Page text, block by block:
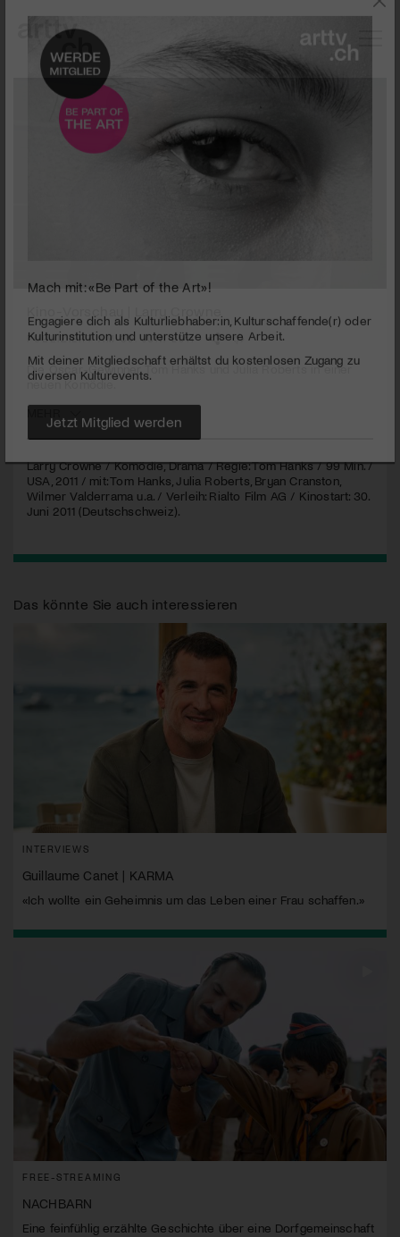
29
seconds
PUBLIZIERT AM 30. JUNI 2011
Die Oscar-Gewinner Tom Hanks und Julia Roberts in einer
neuen Komödie.
Larry Crowne / Komödie, Drama / Regie: Tom Hanks / 99 Min. /
USA , 2011 / mit: Tom Hanks, Julia Roberts, Bryan Cranston,
Wilmer Valderrama u.a. / Verleih: Rialto Film AG / Kinostart: 30.
Juni 2011 (Deutschschweiz).
Das könnte Sie auch interessieren
INTERVIEWS
Guillaume Canet | KARMA
«Ich wollte ein Geheimnis um das Leben einer Frau schaffen.»
FREE-STREAMING
NACHBARN
Eine feinfühlig erzählte Geschichte über eine Dorfgemeinschaft
Engagiere dich als Kulturliebhaber:in, Kulturschaffende(r) oder
Kulturinstitution und unterstütze unsere Arbeit.
Mit deiner Mitgliedschaft erhältst du kostenlosen Zugang zu
Jetzt Mitglied werden